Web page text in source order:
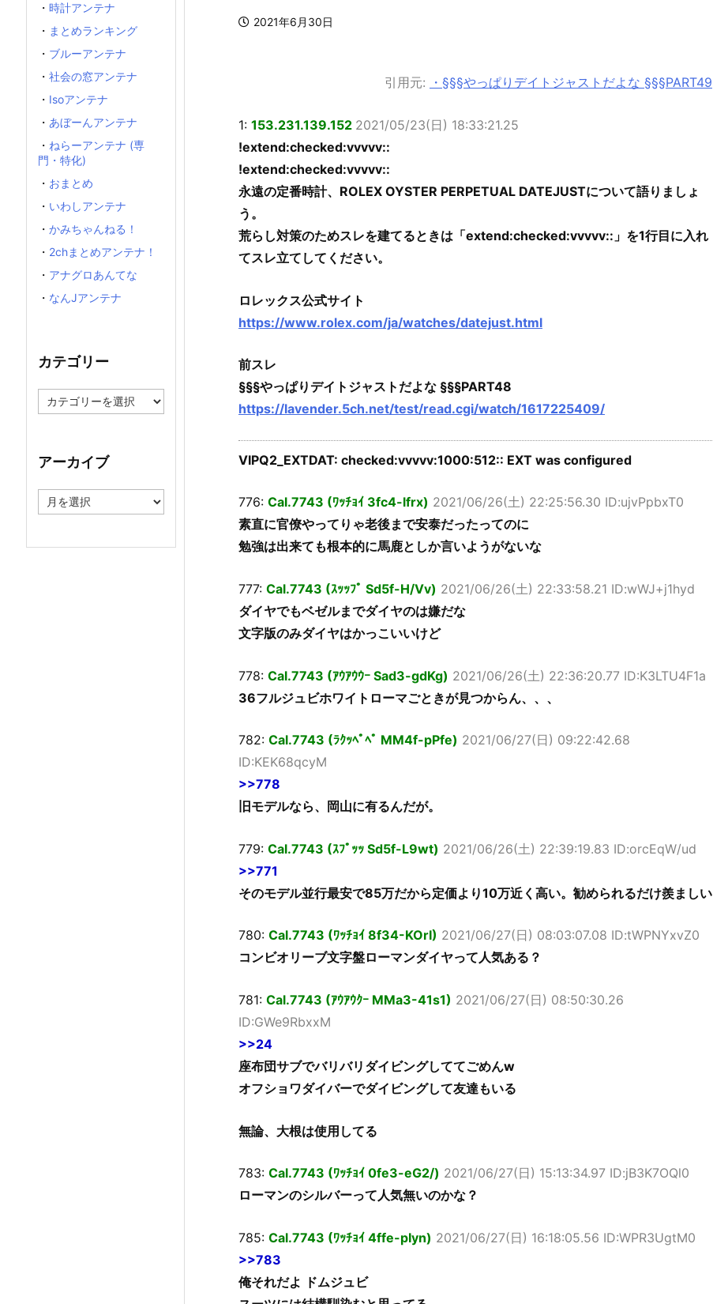
2021年6月30日
引用元: ・§§§やっぱりデイトジャストだよな §§§PART49
1: 153.231.139.152 2021/05/23(日) 18:33:21.25
!extend:checked:vvvvv::
!extend:checked:vvvvv::
永遠の定番時計、ROLEX OYSTER PERPETUAL DATEJUSTについて語りましょ
う。
荒らし対策のためスレを建てるときは「extend:checked:vvvvv::」を1行目に入れ
てスレ立てしてください。
ロレックス公式サイト
https://www.rolex.com/ja/watches/datejust.html
前スレ
§§§やっぱりデイトジャストだよな §§§PART48
https://lavender.5ch.net/test/read.cgi/watch/1617225409/
VIPQ2_EXTDAT: checked:vvvvv:1000:512:: EXT was configured
776: Cal.7743 (ﾜｯﾁｮｲ 3fc4-lfrx) 2021/06/26(土) 22:25:56.30 ID:ujvPpbxT0
素直に官僚やってりゃ老後まで安泰だったってのに
勉強は出来ても根本的に馬鹿としか言いようがないな
777: Cal.7743 (ｽｯｯﾌﾟ Sd5f-H/Vv) 2021/06/26(土) 22:33:58.21 ID:wWJ+j1hyd
ダイヤでもベゼルまでダイヤのは嫌だな
文字版のみダイヤはかっこいいけど
778: Cal.7743 (ｱｳｱｳｳｰ Sad3-gdKg) 2021/06/26(土) 22:36:20.77 ID:K3LTU4F1a
36フルジュビホワイトローマごときが見つからん、、、
782: Cal.7743 (ﾗｸｯﾍﾟﾍﾟ MM4f-pPfe) 2021/06/27(日) 09:22:42.68
ID:KEK68qcyM
>>778
旧モデルなら、岡山に有るんだが。
779: Cal.7743 (ｽﾌﾟｯｯ Sd5f-L9wt) 2021/06/26(土) 22:39:19.83 ID:orcEqW/ud
>>771
そのモデル並行最安で85万だから定価より10万近く高い。勧められるだけ羨ましい
780: Cal.7743 (ﾜｯﾁｮｲ 8f34-KOrI) 2021/06/27(日) 08:03:07.08 ID:tWPNYxvZ0
コンビオリーブ文字盤ローマンダイヤって人気ある？
781: Cal.7743 (ｱｳｱｳｸｰ MMa3-41s1) 2021/06/27(日) 08:50:30.26
ID:GWe9RbxxM
>>24
座布団サブでバリバリダイビングしててごめんw
オフショワダイバーでダイビングして友達もいる
無論、大根は使用してる
783: Cal.7743 (ﾜｯﾁｮｲ 0fe3-eG2/) 2021/06/27(日) 15:13:34.97 ID:jB3K7OQl0
ローマンのシルバーって人気無いのかな？
785: Cal.7743 (ﾜｯﾁｮｲ 4ffe-pIyn) 2021/06/27(日) 16:18:05.56 ID:WPR3UgtM0
>>783
俺それだよ ドムジュビ
・ 時計アンテナ
・ まとめランキング
・ ブルーアンテナ
・ 社会の窓アンテナ
・ Isoアンテナ
・ あぼーんアンテナ
・ ねらーアンテナ (専
門・特化)
・ おまとめ
・ いわしアンテナ
・ かみちゃんねる！
・ 2chまとめアンテナ！
・ アナグロあんてな
・ なんJアンテナ
カテゴリー
テ
ー
アーカイブ
ー